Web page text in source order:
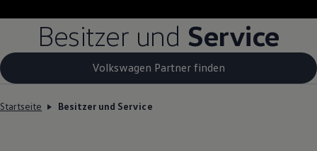
Besitzer und Service
Volkswagen Partner finden
Startseite Besitzer und Service